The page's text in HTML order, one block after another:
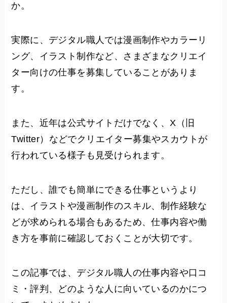
か。
実際に、デジタル職人では漫画制作やカラーリ
ング、イラスト制作など、さまざまなクリエイ
ター向けの仕事を募集していることがありま
す。
また、近年は公式サイトだけでなく、X（旧
Twitter）などでクリエイター募集やスカウトが
行われている様子も見受けられます。
ただし、誰でも簡単にできる仕事というより
は、イラストや漫画制作のスキル、制作経験な
どが求められる場合もあるため、仕事内容や働
き方を事前に確認しておくことが大切です。
この記事では、デジタル職人の仕事内容や口コ
ミ・評判、どのような人に向いているのかにつ